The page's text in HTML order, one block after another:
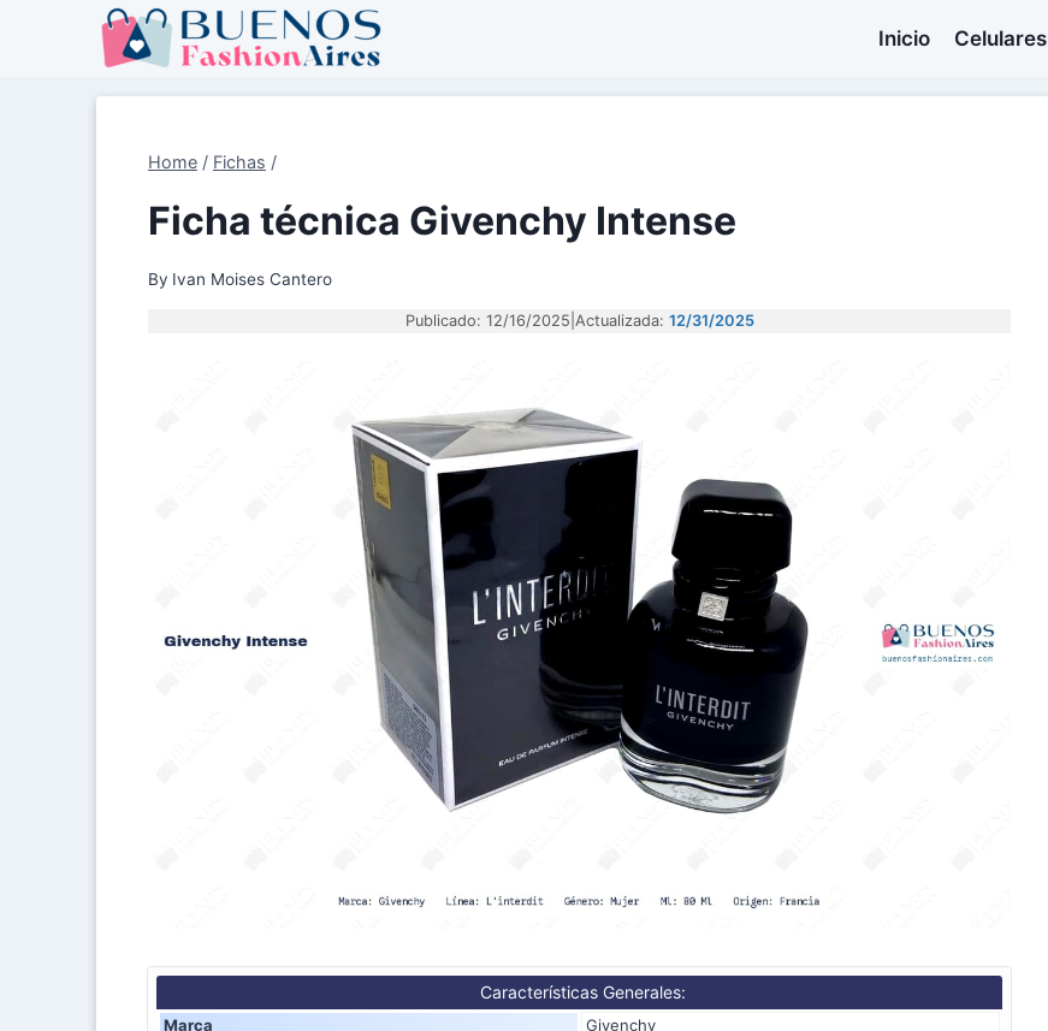
Inicio Celulares
Home / Fichas /
Ficha técnica Givenchy Intense
By Ivan Moises Cantero
Publicado: 12/16/2025 Actualizada: 12/31/2025
Características Generales:
Marca
Givenchy